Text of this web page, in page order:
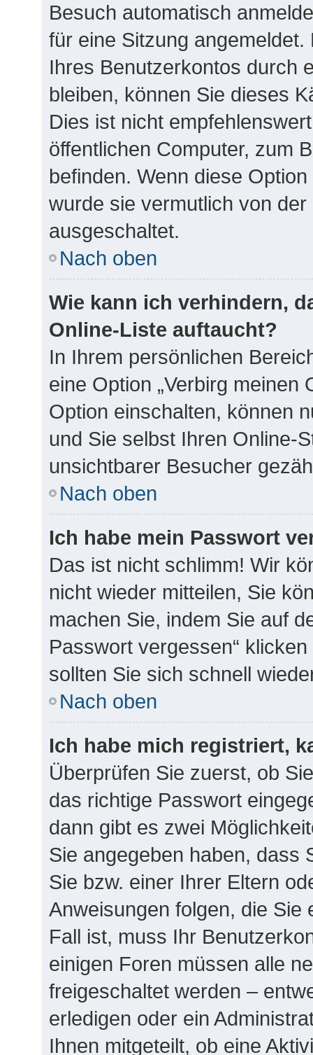
Besuch automatisch
für eine Sitzung
Ihres Benutzerkontos durch
bleiben, können Sie dieses
Dies ist nicht
öffentlichen Computer, zum
befinden. Wenn diese
wurde sie vermutlich von
ausgeschaltet.
Nach oben
Wie kann ich verhindern,
Online-Liste auftaucht?
In Ihrem persönlichen
eine Option „Verbirg meinen
Option einschalten, können
und Sie selbst Ihren Online-
unsichtbarer Besucher
Nach oben
Ich habe mein Passwort
Das ist nicht schlimm! Wir
nicht wieder mitteilen, Sie
machen Sie, indem Sie auf
Passwort vergessen“
sollten Sie sich schnell
Nach oben
Ich habe mich registriert,
Überprüfen Sie zuerst, ob
das richtige Passwort
dann gibt es zwei
Sie angegeben haben, dass
Sie bzw. einer Ihrer Eltern
Anweisungen folgen, die Sie
Fall ist, muss Ihr
einigen Foren müssen alle
freigeschaltet werden –
erledigen oder ein
Ihnen mitgeteilt, ob eine